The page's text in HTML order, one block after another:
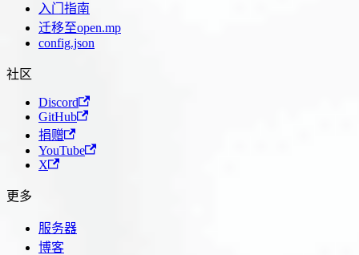
入门指南
迁移至open.mp
config.json
社区
Discord
GitHub
捐赠
YouTube
X
更多
服务器
博客